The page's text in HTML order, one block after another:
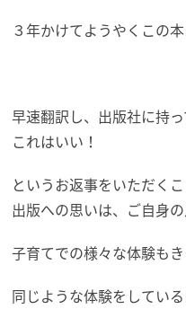
３年かけてようやくこの
早速翻訳し、出版社に持
これはいい！
というお返事をいただく
出版への思いは、ご自身
子育てでの様々な体験もき
同じような体験をしてい